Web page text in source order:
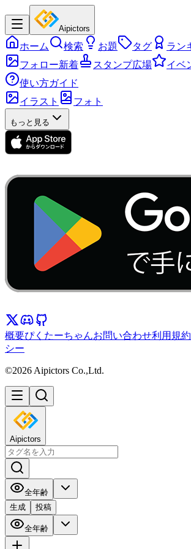
Aipictors
ホーム 検索 お題 タグ ラン
フォロー新着
スタンプ広場 イベ
使い方ガイド
イラスト
フォト
もっと見る
概要ぴくたーちゃんお問い合わせ利用規約
シー
©2026 Aipictors Co.,Ltd.
Aipictors
全年齢
生成
投稿
全年齢